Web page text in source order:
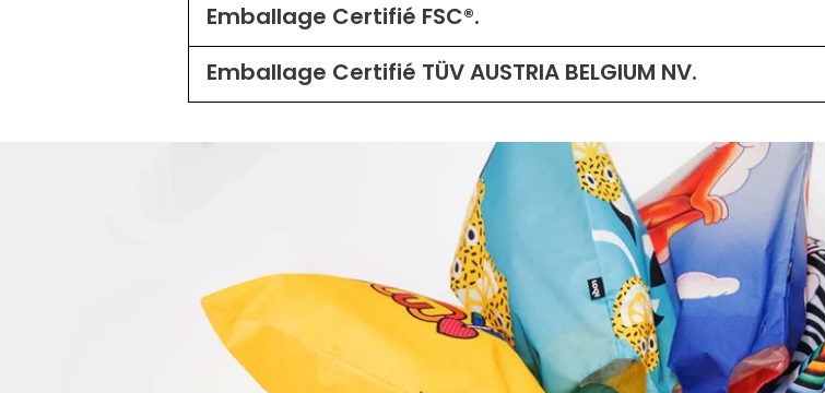
Emballage Certifié FSC®.
Emballage Certifié TÜV AUSTRIA BELGIUM NV.